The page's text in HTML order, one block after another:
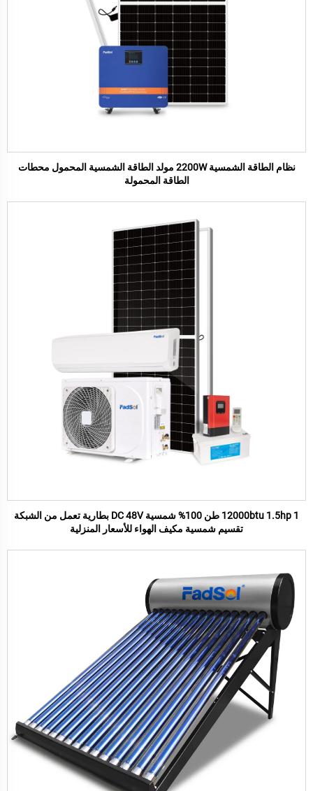
نظام الطاقة الشمسية 2200W مولد الطاقة الشمسية المحمول محطات
الطاقة المحمولة
12000btu 1.5hp 1 طن 100% شمسية DC 48V بطارية تعمل من الشبكة
تقسيم شمسية مكيف الهواء للأسعار المنزلية